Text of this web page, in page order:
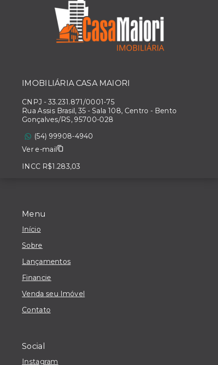
Menu
Início
Sobre
Lançamentos
Financie
Venda seu Imóvel
Contato
Social
Instagram
IMOBILIÁRIA CASA MAIORI
CNPJ - 33.231.871/0001-75
Rua Assis Brasil, 35 - Sala 108, Centro - Bento
Gonçalves/RS, 95700-028
(54) 99908-4940
Ver e-mail
INCC R$1.283,03